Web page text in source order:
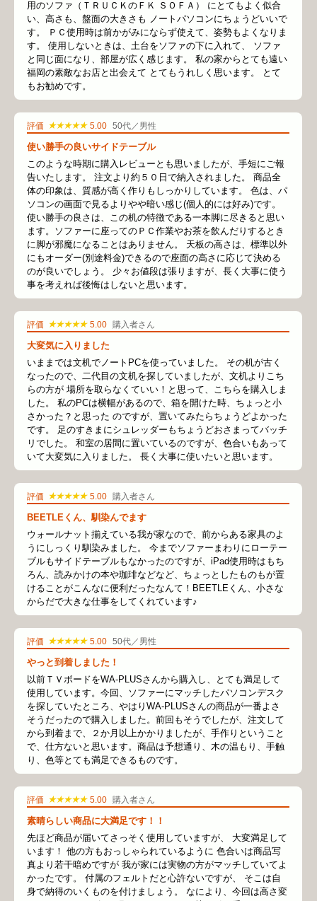
用のソファ（ＴＲＵＣＫのＦＫ ＳＯＦＡ） にとてもよく似合
い、高さも、盤面の大きさも ノートパソコンにちょうどいいで
す。 ＰＣ使用時は前かがみにならず使えて、姿勢もよくなりま
す。 使用しないときは、土台をソファの下に入れて、 ソファ
と同じ面になり、部屋が広く感じます。 私の家からとても遠い
福岡の素敵なお店と出会えて とてもうれしく思います。 とて
もお勧めです。
評価 ★★★★★ 5.00 50代／男性
使い勝手の良いサイドテーブル
このような時期に購入レビューとも思いましたが、手短にご報
告いたします。 注文より約５０日で納入されました。 商品全
体の印象は、質感が高く作りもしっかりしています。 色は、パ
ソコンの画面で見るよりやや暗い感じ(個人的には好み)です。
使い勝手の良さは、この机の特徴である一本脚に尽きると思い
ます。ソファーに座ってのＰＣ作業やお茶を飲んだりするとき
に脚が邪魔になることはありません。 天板の高さは、標準以外
にもオーダー(別途料金)できるので座面の高さに応じて決める
のが良いでしょう。 少々お値段は張りますが、長く大事に使う
事を考えれば後悔はしないと思います。
評価 ★★★★★ 5.00 購入者さん
大変気に入りました
いままでは文机でノートPCを使っていました。 その机が古く
なったので、二代目の文机を探していましたが、文机よりこち
らの方が 場所を取らなくていい！と思って、こちらを購入しま
した。 私のPCは横幅があるので、箱を開けた時、ちょっと小
さかった？と思った のですが、置いてみたらちょうどよかった
です。 足のすきまにシュレッダーもちょうどおさまってバッチ
リでした。 和室の居間に置いているのですが、色合いもあって
いて大変気に入りました。 長く大事に使いたいと思います。
評価 ★★★★★ 5.00 購入者さん
BEETLEくん、馴染んでます
ウォールナット揃えている我が家なので、前からある家具のよ
うにしっくり馴染みました。 今までソファーまわりにローテー
ブルもサイドテーブルもなかったのですが、iPad使用時はもち
ろん、読みかけの本や珈琲などなど、ちょっとしたものもが置
けることがこんなに便利だったなんて！BEETLEくん、小さな
からだで大きな仕事をしてくれています♪
評価 ★★★★★ 5.00 50代／男性
やっと到着しました！
以前ＴＶボードをWA-PLUSさんから購入し、とても満足して
使用しています。今回、ソファーにマッチしたパソコンデスク
を探していたところ、やはりWA-PLUSさんの商品が一番よさ
そうだったので購入しました。前回もそうでしたが、注文して
から到着まで、２か月以上かかりましたが、手作りということ
で、仕方ないと思います。商品は予想通り、木の温もり、手触
り、色等とても満足できるものです。
評価 ★★★★★ 5.00 購入者さん
素晴らしい商品に大満足です！！
先ほど商品が届いてさっそく使用していますが、 大変満足して
います！ 他の方もおっしゃられているように 色合いは商品写
真より若干暗めですが 我が家には実物の方がマッチしていてよ
かったです。 付属のフェルトだと心許ないですが、 そこは自
身で納得のいくものを付けましょう。 なにより、今回は高さ変